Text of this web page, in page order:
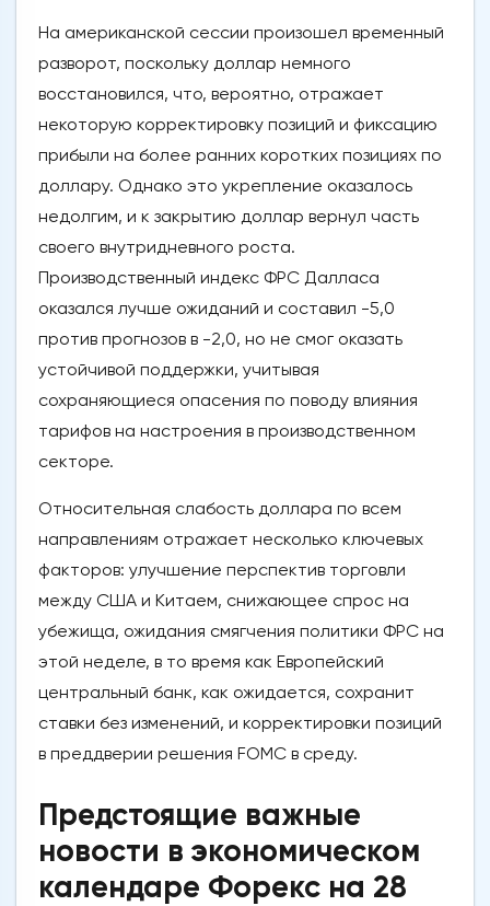
На американской сессии произошел временный
разворот, поскольку доллар немного
восстановился, что, вероятно, отражает
некоторую корректировку позиций и фиксацию
прибыли на более ранних коротких позициях по
доллару. Однако это укрепление оказалось
недолгим, и к закрытию доллар вернул часть
своего внутридневного роста.
Производственный индекс ФРС Далласа
оказался лучше ожиданий и составил -5,0
против прогнозов в -2,0, но не смог оказать
устойчивой поддержки, учитывая
сохраняющиеся опасения по поводу влияния
тарифов на настроения в производственном
секторе.
Относительная слабость доллара по всем
направлениям отражает несколько ключевых
факторов: улучшение перспектив торговли
между США и Китаем, снижающее спрос на
убежища, ожидания смягчения политики ФРС на
этой неделе, в то время как Европейский
центральный банк, как ожидается, сохранит
ставки без изменений, и корректировки позиций
в преддверии решения FOMC в среду.
Предстоящие важные
новости в экономическом
календаре Форекс на 28